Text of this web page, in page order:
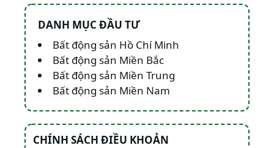
DANH MỤC ĐẦU TƯ
Bất động sản Hồ Chí Minh
Bất động sản Miền Bắc
Bất động sản Miền Trung
Bất động sản Miền Nam
CHÍNH SÁCH ĐIỀU KHOẢN